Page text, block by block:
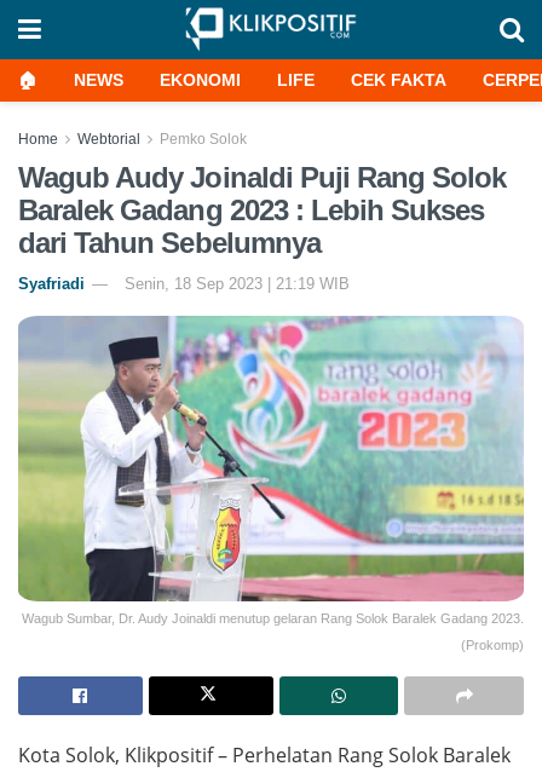
🏠 NEWS EKONOMI LIFE CEK FAKTA
Home Webtorial Pemko Solok
Wagub Audy Joinaldi Puji Rang Solok
Baralek Gadang 2023 : Lebih Sukses
dari Tahun Sebelumnya
Syafriadi Senin, 18 Sep 2023 | 21:19 WIB
Wagub Sumbar, Dr. Audy Joinaldi menutup gelaran Rang Solok Baralek Gadang 2023.
(Prokomp)
Kota Solok, Klikpositif – Perhelatan Rang Solok Baralek